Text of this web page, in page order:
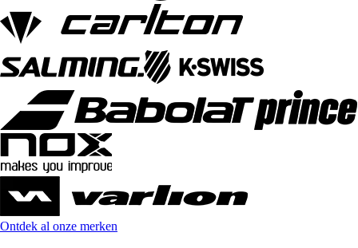
Ontdek al onze merken